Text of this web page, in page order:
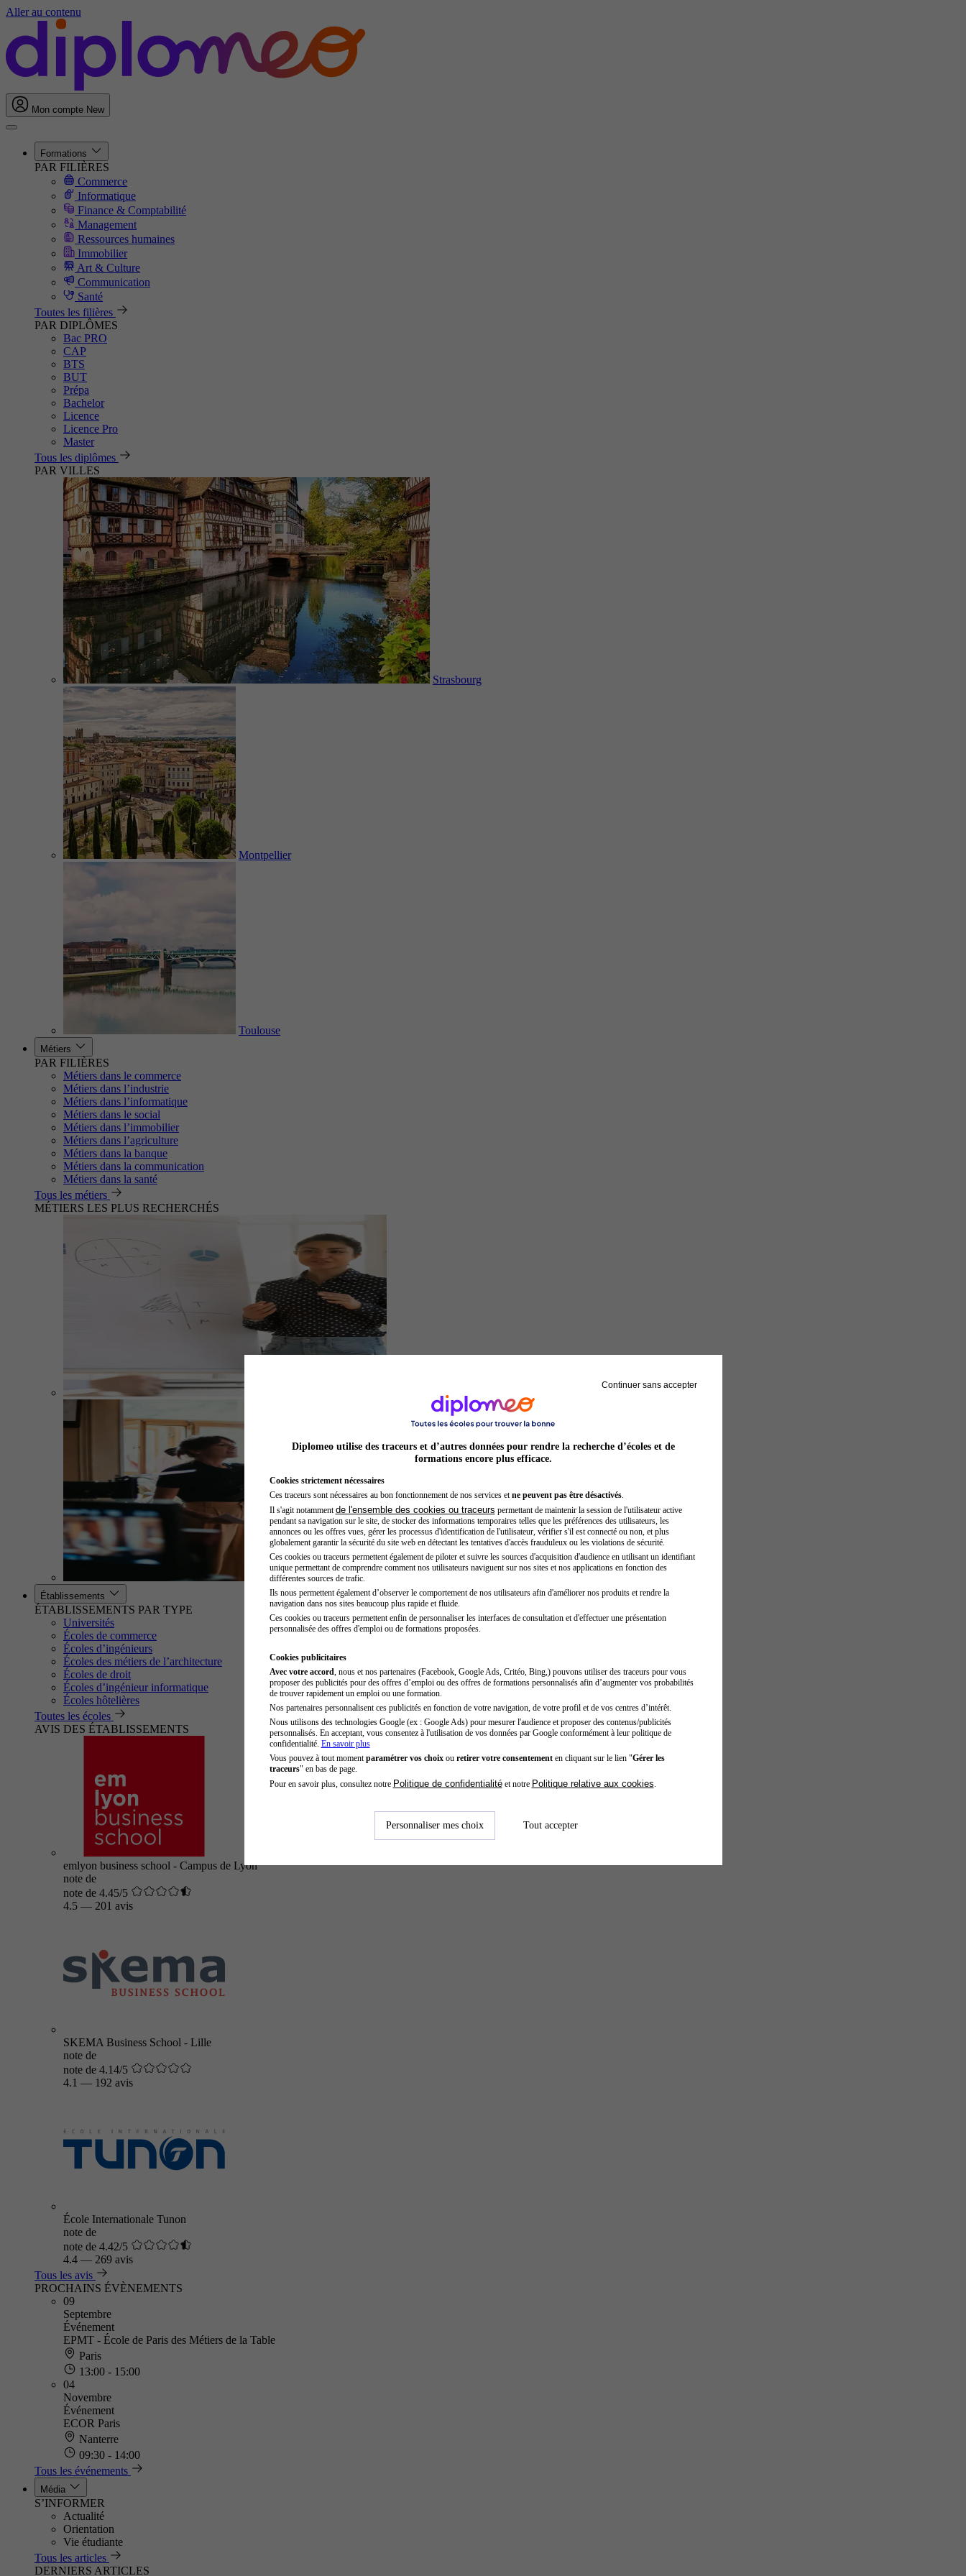
Aller au contenu
Mon compte New
Formations
PAR FILIÈRES
Commerce
Informatique
Finance & Comptabilité
Management
Ressources humaines
Immobilier
Art & Culture
Communication
Santé
Toutes les filières
PAR DIPLÔMES
Bac PRO
CAP
BTS
BUT
Prépa
Bachelor
Licence
Licence Pro
Master
Tous les diplômes
PAR VILLES
Strasbourg
Montpellier
Toulouse
Métiers
PAR FILIÈRES
Métiers dans le commerce
Métiers dans l’industrie
Métiers dans l’informatique
Métiers dans le social
Métiers dans l’immobilier
Métiers dans l’agriculture
Métiers dans la banque
Métiers dans la communication
Métiers dans la santé
Tous les métiers
MÉTIERS LES PLUS RECHERCHÉS
Chef de projet
Établissements
ÉTABLISSEMENTS PAR TYPE
Universités
Écoles de commerce
Écoles d’ingénieurs
Écoles des métiers de l’architecture
Écoles de droit
Écoles d’ingénieur informatique
Écoles hôtelières
Toutes les écoles
AVIS DES ÉTABLISSEMENTS
emlyon business school - Campus de Lyon
note de
note de 4.45/5
4.5 — 201 avis
SKEMA Business School - Lille
note de
note de 4.14/5
4.1 — 192 avis
École Internationale Tunon
note de
note de 4.42/5
4.4 — 269 avis
Tous les avis
PROCHAINS ÉVÈNEMENTS
09
Septembre
Événement
EPMT - École de Paris des Métiers de la Table
Paris
13:00 - 15:00
04
Novembre
Événement
ECOR Paris
Nanterre
09:30 - 14:00
Tous les événements
Média
S’INFORMER
Actualité
Orientation
Vie étudiante
Tous les articles
DERNIERS ARTICLES
Continuer sans accepter
Diplomeo utilise des traceurs et d’autres données pour rendre la recherche d’écoles et de
formations encore plus efficace.
Cookies strictement nécessaires
Ces traceurs sont nécessaires au bon fonctionnement de nos services et ne peuvent pas être désactivés.
Il s'agit notamment de l'ensemble des cookies ou traceurs permettant de maintenir la session de l'utilisateur active
pendant sa navigation sur le site, de stocker des informations temporaires telles que les préférences des utilisateurs, les
annonces ou les offres vues, gérer les processus d'identification de l'utilisateur, vérifier s'il est connecté ou non, et plus
globalement garantir la sécurité du site web en détectant les tentatives d'accès frauduleux ou les violations de sécurité.
Ces cookies ou traceurs permettent également de piloter et suivre les sources d'acquisition d'audience en utilisant un identifiant
unique permettant de comprendre comment nos utilisateurs naviguent sur nos sites et nos applications en fonction des
différentes sources de trafic.
Ils nous permettent également d’observer le comportement de nos utilisateurs afin d'améliorer nos produits et rendre la
navigation dans nos sites beaucoup plus rapide et fluide.
Ces cookies ou traceurs permettent enfin de personnaliser les interfaces de consultation et d'effectuer une présentation
personnalisée des offres d'emploi ou de formations proposées.
Cookies publicitaires
Avec votre accord , nous et nos partenaires (Facebook, Google Ads, Critéo, Bing,) pouvons utiliser des traceurs pour vous
proposer des publicités pour des offres d’emploi ou des offres de formations personnalisés afin d’augmenter vos probabilités
de trouver rapidement un emploi ou une formation.
Nos partenaires personnalisent ces publicités en fonction de votre navigation, de votre profil et de vos centres d’intérêt.
Nous utilisons des technologies Google (ex : Google Ads) pour mesurer l'audience et proposer des contenus/publicités
personnalisés. En acceptant, vous consentez à l'utilisation de vos données par Google conformément à leur politique de
confidentialité. En savoir plus
Vous pouvez à tout moment paramétrer vos choixou retirer votre consentementen cliquant sur le lien "Gérer les
traceurs" en bas de page.
Pour en savoir plus, consultez notre Politique de confidentialitéet notre Politique relative aux cookies
Personnaliser mes choix Tout accepter